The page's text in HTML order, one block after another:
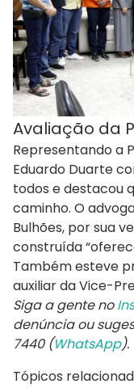
Avaliação da
Representando a
Eduardo Duarte
todos e destacou
caminho. O
Bulhões, por sua
construída
Também esteve
auxiliar da Vice-
Siga a gente no
denúncia ou
7440 (WhatsApp).
Tópicos